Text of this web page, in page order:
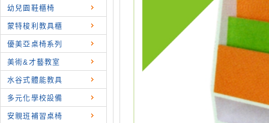
幼兒園鞋櫃椅
蒙特梭利教具櫃
優美亞桌椅系列
美術&才藝教室
水谷式體能教具
多元化學校設備
安親班補習桌椅